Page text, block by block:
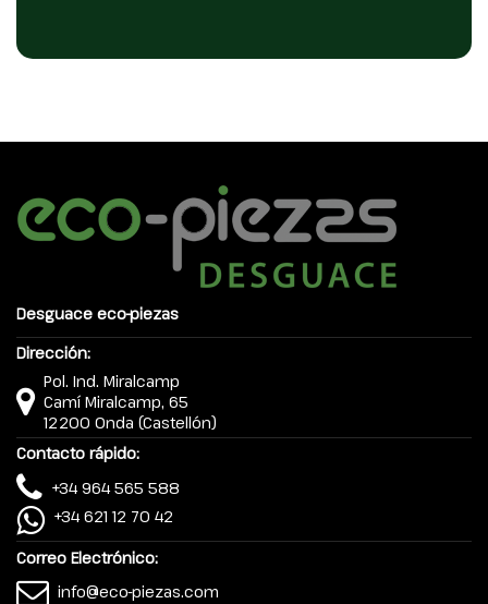
Desguace eco-piezas
Dirección:
Pol. Ind. Miralcamp
Camí Miralcamp, 65
12200 Onda (Castellón)
Contacto rápido:
+34 964 565 588
+34 621 12 70 42
Correo Electrónico:
info@eco-piezas.com